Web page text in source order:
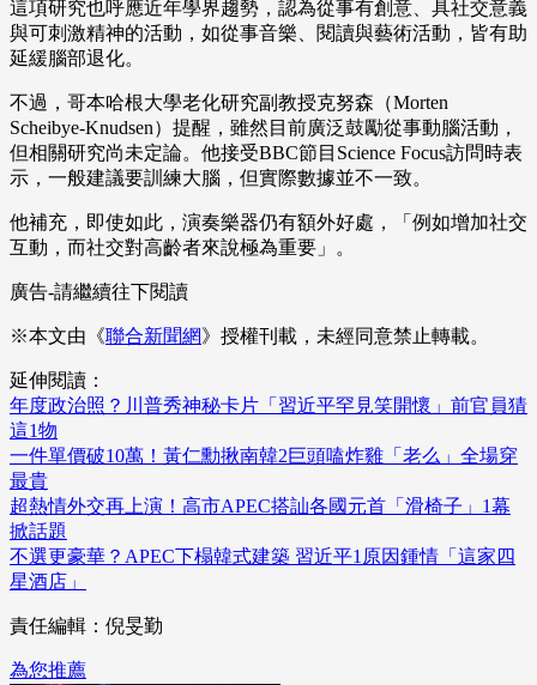
這項研究也呼應近年學界趨勢，認為從事有創意、具社交意義
與可刺激精神的活動，如從事音樂、閱讀與藝術活動，皆有助
延緩腦部退化。
不過，哥本哈根大學老化研究副教授克努森（Morten
Scheibye-Knudsen）提醒，雖然目前廣泛鼓勵從事動腦活動，
但相關研究尚未定論。他接受BBC節目Science Focus訪問時表
示，一般建議要訓練大腦，但實際數據並不一致。
他補充，即使如此，演奏樂器仍有額外好處，「例如增加社交
互動，而社交對高齡者來說極為重要」。
廣告-請繼續往下閱讀
※本文由《聯合新聞網》授權刊載，未經同意禁止轉載。
延伸閱讀：
年度政治照？川普秀神秘卡片「習近平罕見笑開懷」前官員猜
這1物
一件單價破10萬！黃仁勳揪南韓2巨頭嗑炸雞「老么」全場穿
最貴
超熱情外交再上演！高市APEC搭訕各國元首「滑椅子」1幕
掀話題
不選更豪華？APEC下榻韓式建築 習近平1原因鍾情「這家四
星酒店」
責任編輯：倪旻勤
為您推薦